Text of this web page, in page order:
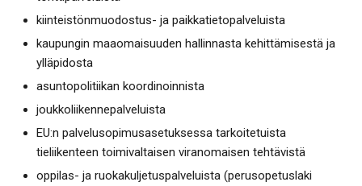
kiinteistönmuodostus- ja paikkatietopalveluista
kaupungin maaomaisuuden hallinnasta kehittämisestä ja
ylläpidosta
asuntopolitiikan koordinoinnista
joukkoliikennepalveluista
EU:n palvelusopimusasetuksessa tarkoitetuista
tieliikenteen toimivaltaisen viranomaisen tehtävistä
oppilas- ja ruokakuljetuspalveluista (perusopetuslaki